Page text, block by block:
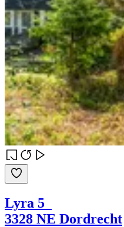
Lyra 5
3328 NE Dordrecht